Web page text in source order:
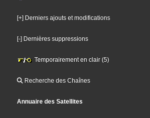
[+] Derniers ajouts et modifications
[-] Dernières suppressions
Temporairement en clair (5)
Recherche des Chaînes
Annuaire des Satellites